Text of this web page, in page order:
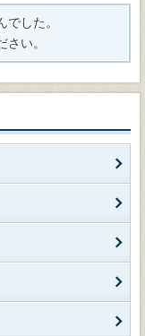
した。
い。